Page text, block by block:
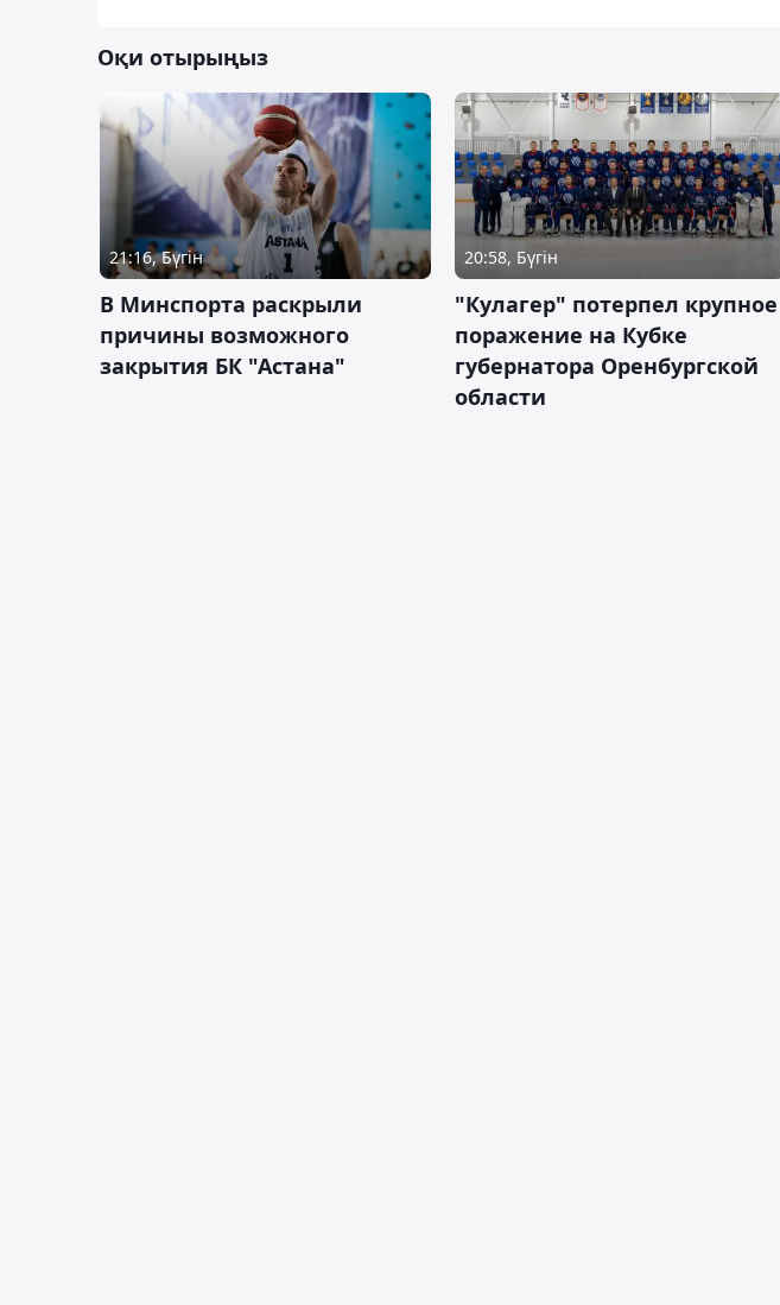
Оқи отырыңыз
21:16, Бүгін
В Минспорта раскрыли
причины возможного
закрытия БК "Астана"
20:58, Бүгін
"Кулагер" потерпел крупное
поражение на Кубке
губернатора Оренбургской
области